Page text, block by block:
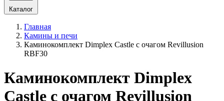
Каталог
Главная
Камины и печи
Каминокомплект Dimplex Castle с очагом Revillusion
RBF30
Каминокомплект Dimplex
Castle с очагом Revillusion